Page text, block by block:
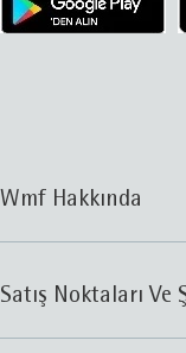
Wmf Hakkında
Satış Noktaları Ve